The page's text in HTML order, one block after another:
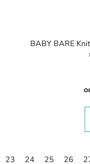
BABY BARE
23 24 25 26